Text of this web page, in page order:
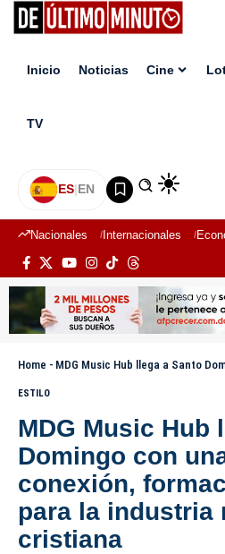
Inicio Noticias Cine
TV
ES|EN
Nacionales Internacionales
Home - MDG Music Hub llega a Santo Domingo con una jornada de
ESTILO
MDG Music Hub
Domingo con
conexión,
para la industria
cristiana